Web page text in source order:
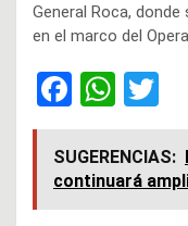
General Roca,
en el marco del
F
a
ce
b
W
h
at
s
tt
er
SUGERENCIAS:
continuará